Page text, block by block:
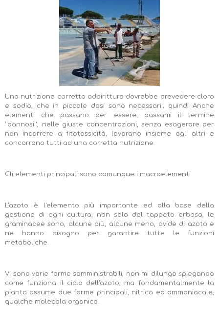
Una nutrizione corretta addirittura dovrebbe prevedere cloro
e sodio, che in piccole dosi sono necessari.; quindi Anche
elementi che passano per essere, passami il termine
''dannosi'', nelle giuste concentrazioni, senza esagerare per
non incorrere a fitotossicità, lavorano insieme agli altri e
concorrono tutti ad una corretta nutrizione.
Gli elementi principali sono comunque i macroelementi:
L'azoto è l'elemento più importante ed alla base della
gestione di ogni cultura, non solo del tappeto erboso, le
graminacee sono, alcune più, alcune meno, avide di azoto e
ne hanno bisogno per garantire tutte le funzioni
metaboliche.
Vi sono varie forme somministrabili, non mi dilungo spiegando
come funziona il ciclo dell'azoto, ma fondamentalmente la
pianta assume due forme principali, nitrica ed ammoniacale,
qualche molecola organica.